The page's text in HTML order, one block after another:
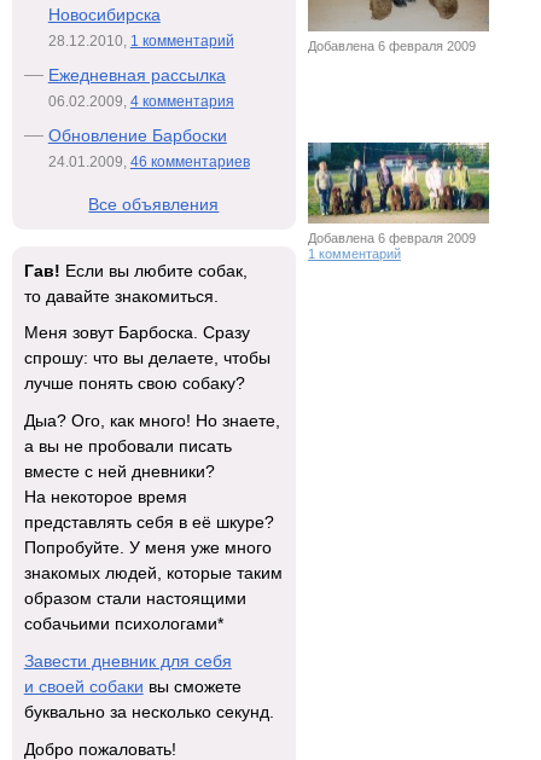
Добавлена 6 февраля 2009
Добавлена 6 февраля 2009
1 комментарий
Новосибирска
28.12.2010, 1 комментарий
Ежедневная рассылка
06.02.2009, 4 комментария
Обновление Барбоски
24.01.2009, 46 комментариев
Все объявления
Гав! Если вы любите собак,
то давайте знакомиться.
Меня зовут Барбоска. Сразу
спрошу: что вы делаете, чтобы
лучше понять свою собаку?
Дыа? Ого, как много! Но знаете,
а вы не пробовали писать
вместе с ней дневники?
На некоторое время
представлять себя в её шкуре?
Попробуйте. У меня уже много
знакомых людей, которые таким
образом стали настоящими
собачьими психологами*
Завести дневник для себя
и своей собаки вы сможете
буквально за несколько секунд.
Добро пожаловать!